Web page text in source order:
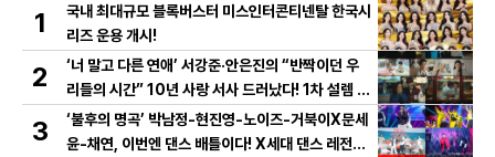
1
국내 최대규모 블록버스터 미스인터콘티넨탈 한국시
리즈 운용 개시!
2
‘너 말고 다른 연애’ 서강준·안은진의 “반짝이던 우
리들의 시간” 10년 사랑 서사 드러났다! 1차 설렘 티
저 영상 공개!
3
‘불후의 명곡’ 박남정-현진영-노이즈-거북이X문세
윤-채연, 이번엔 댄스 배틀이다! X세대 댄스 레전드